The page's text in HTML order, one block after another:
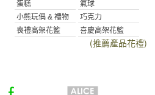
蛋糕
氣球
小熊玩偶 & 禮物
巧克力
喪禮高架花籃
喜慶高架花籃
(推薦產品花禮)